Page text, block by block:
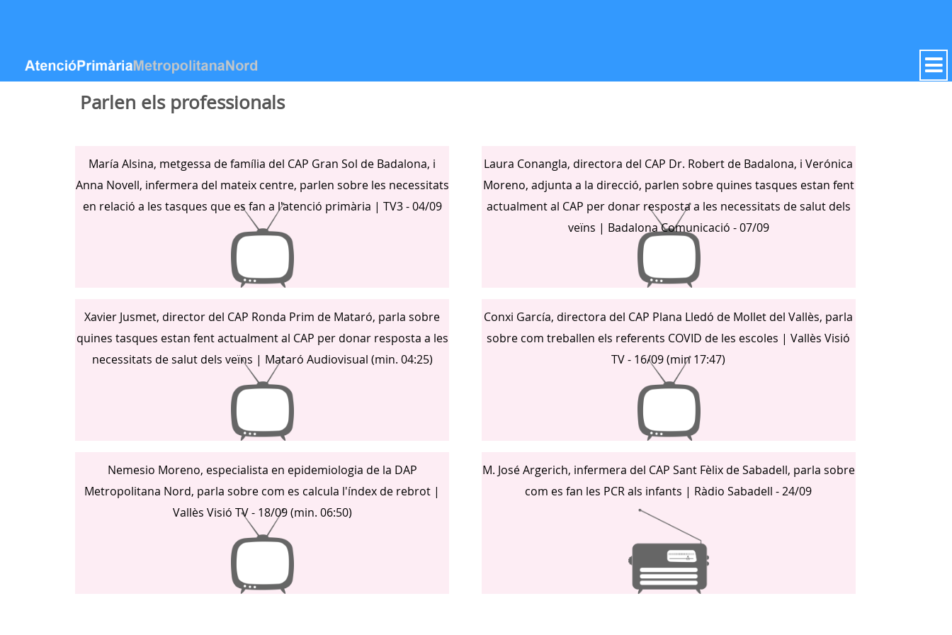
Parlen els professionals
María Alsina, metgessa de família del CAP Gran Sol de Badalona, i
Anna Novell, infermera del mateix centre, parlen sobre les necessitats
en relació a les tasques que es fan a l'atenció primària | TV3 - 04/09
Laura Conangla, directora del CAP Dr. Robert de Badalona, i Verónica
Moreno, adjunta a la direcció, parlen sobre quines tasques estan fent
actualment al CAP per donar resposta a les necessitats de salut dels
veïns | Badalona Comunicació - 07/09
Xavier Jusmet, director del CAP Ronda Prim de Mataró, parla sobre
quines tasques estan fent actualment al CAP per donar resposta a les
necessitats de salut dels veïns | Mataró Audiovisual (min. 04:25)
Conxi García, directora del CAP Plana Lledó de Mollet del Vallès, parla
sobre com treballen els referents COVID de les escoles | Vallès Visió
TV - 16/09 (min 17:47)
Nemesio Moreno, especialista en epidemiologia de la DAP
Metropolitana Nord, parla sobre com es calcula l'índex de rebrot |
Vallès Visió TV - 18/09 (min. 06:50)
M. José Argerich, infermera del CAP Sant Fèlix de Sabadell, parla sobre
com es fan les PCR als infants | Ràdio Sabadell - 24/09